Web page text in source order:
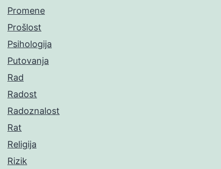
Promene
Prošlost
Psihologija
Putovanja
Rad
Radost
Radoznalost
Rat
Religija
Rizik